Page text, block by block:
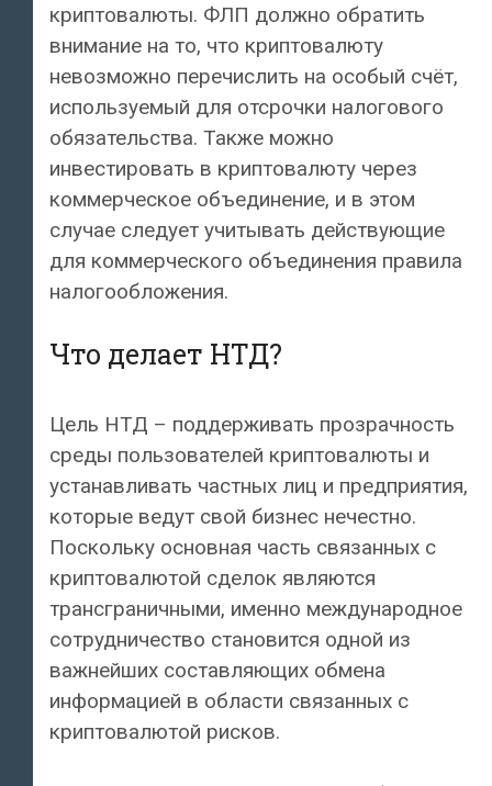
криптовалюты. ФЛП должно обратить
внимание на то, что криптовалюту
невозможно перечислить на особый счёт,
используемый для отсрочки налогового
обязательства. Также можно
инвестировать в криптовалюту через
коммерческое объединение, и в этом
случае следует учитывать действующие
для коммерческого объединения правила
налогообложения.
Что делает НТД?
Цель НТД – поддерживать прозрачность
среды пользователей криптовалюты и
устанавливать частных лиц и предприятия,
которые ведут свой бизнес нечестно.
Поскольку основная часть связанных с
криптовалютой сделок являются
трансграничными, именно международное
сотрудничество становится одной из
важнейших составляющих обмена
информацией в области связанных с
криптовалютой рисков.